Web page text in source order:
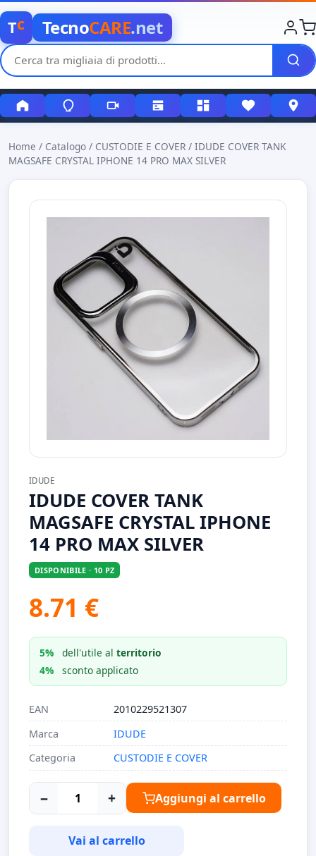
Tc TecnoCARE.net
Home / Catalogo / CUSTODIE E COVER / IDUDE COVER TANK
MAGSAFE CRYSTAL IPHONE 14 PRO MAX SILVER
IDUDE
IDUDE COVER TANK
MAGSAFE CRYSTAL IPHONE
14 PRO MAX SILVER
DISPONIBILE · 10 PZ
8.71 €
5% dell'utile alterritorio
4%
sconto applicato
EAN
2010229521307
Marca
IDUDE
Categoria
CUSTODIE E COVER
− + Aggiungi al carrello
Vai al carrello